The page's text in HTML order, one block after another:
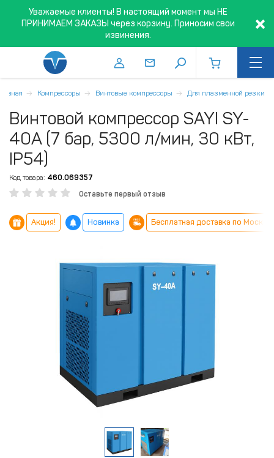
Уважаемые клиенты! В настоящий момент мы НЕ
ПРИНИМАЕМ ЗАКАЗЫ через корзину. Приносим свои
извинения.
Компрессоры Винтовые компрессоры Для плазменной резки
Винтовой компрессор SAYI SY-
40A (7 бар, 5300 л/мин, 30 кВт,
IP54)
Код товара: 460.069357
Оставьте первый отзыв
Акция! Новинка Бесплатная доставка по Москве